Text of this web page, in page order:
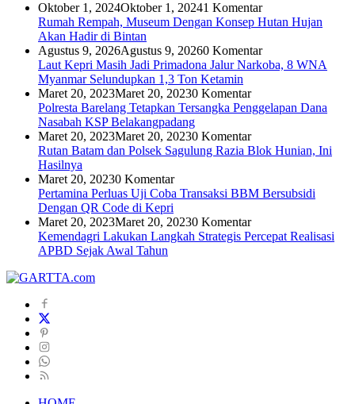
Oktober 1, 2024Oktober 1, 20241 Komentar
Rumah Rempah, Museum Dengan Konsep Hutan Hujan
Akan Hadir di Bintan
Agustus 9, 2026Agustus 9, 20260 Komentar
Laut Kepri Masih Jadi Primadona Jalur Narkoba, 8 WNA
Myanmar Selundupkan 1,3 Ton Ketamin
Maret 20, 2023Maret 20, 20230 Komentar
Polresta Barelang Tetapkan Tersangka Penggelapan Dana
Nasabah KSP Belakangpadang
Maret 20, 2023Maret 20, 20230 Komentar
Rutan Batam dan Polsek Sagulung Razia Blok Hunian, Ini
Hasilnya
Maret 20, 20230 Komentar
Pertamina Perluas Uji Coba Transaksi BBM Bersubsidi
Dengan QR Code di Kepri
Maret 20, 2023Maret 20, 20230 Komentar
Kemendagri Lakukan Langkah Strategis Percepat Realisasi
APBD Sejak Awal Tahun